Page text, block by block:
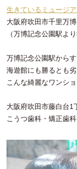
生きているミュージ
大阪府吹田市千里万
（万博記念公園駅よ
万博記念公園駅から
海遊館にも勝るとも
こんな綺麗なワンシ
大阪府吹田市藤白台1
こうつ歯科・矯正歯